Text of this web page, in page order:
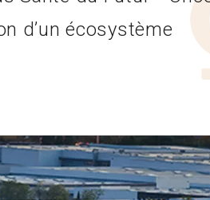
d’un écosystème